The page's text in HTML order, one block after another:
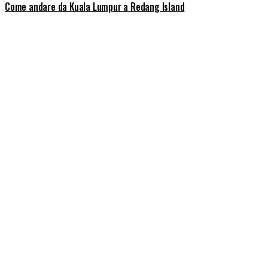
Come andare da Kuala Lumpur a Redang Island